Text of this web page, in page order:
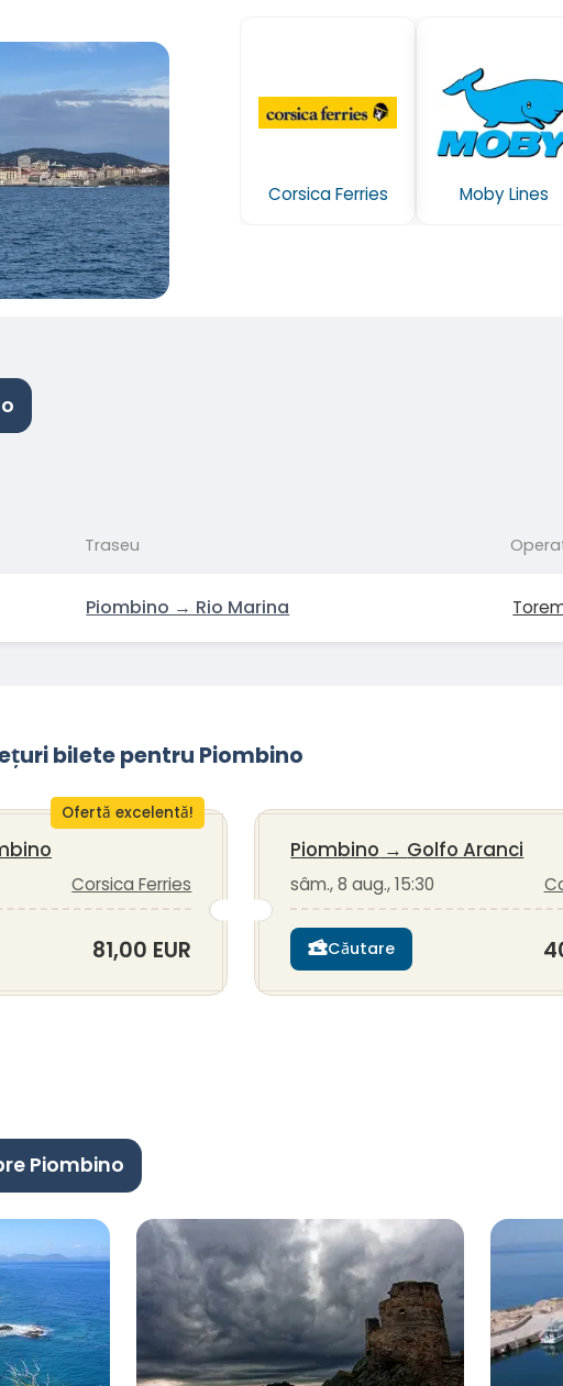
Corsica Ferries Moby Lines
Traseu
Piombino → Rio Marina
bilete pentru Piombino
Ofertă excelentă!
Corsica Ferries
81,00 EUR
Piombino → Golfo Aranci
sâm., 8 aug., 15:30
Căutare
Piombino